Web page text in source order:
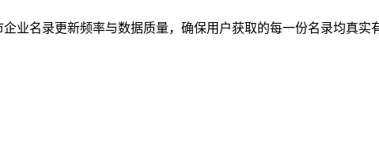
业名录更新频率与数据质量，确保用户获取的每一份名录均真实